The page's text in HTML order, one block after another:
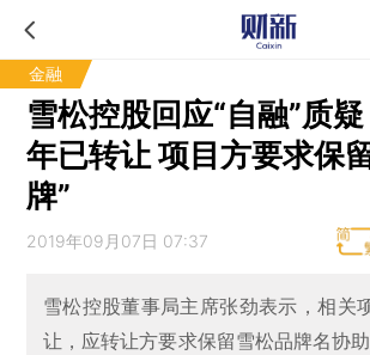
金融
雪松控股回应“自融”质
年已转让 项目方要求保
牌”
2019年09月07日 07:37
雪松控股董事局主席张劲表示，相关
让，应转让方要求保留雪松品牌名协